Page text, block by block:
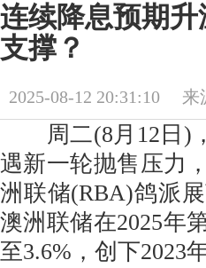
连续降息预期
支撑？
2025-08-12 20:31:10 来
周二(8月12日)，
遇新一轮抛售压力
洲联储(RBA)鸽派
澳洲联储在2025年
至3.6%，创下2023